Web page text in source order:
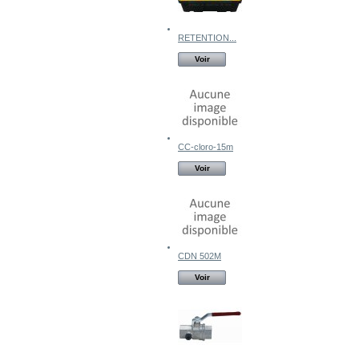
RETENTION...
Voir
CC-cloro-15m
Voir
CDN 502M
Voir